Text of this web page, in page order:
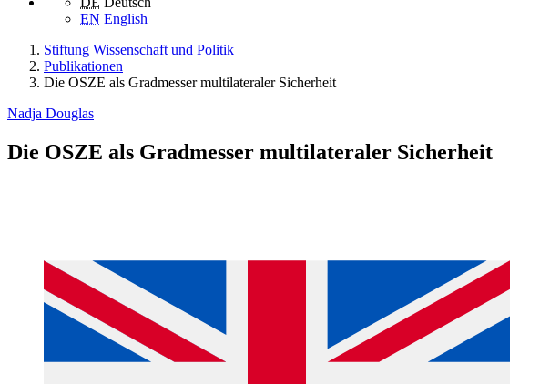
EN English
Stiftung Wissenschaft und Politik
Publikationen
Die OSZE als Gradmesser multilateraler Sicherheit
Nadja Douglas
Die OSZE als Gradmesser multilateraler Sicherheit